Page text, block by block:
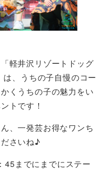
軽井沢リゾートドッグ
、うちの子自慢のコー
くうちの子の魅力をい
トです！
、一発芸お得なワンち
さいね♪
までにまでにステー